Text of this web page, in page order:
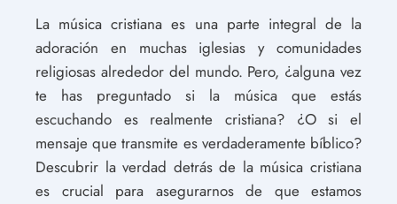
La música cristiana es una parte integral de la
adoración en muchas iglesias y comunidades
religiosas alrededor del mundo. Pero, ¿alguna vez
te has preguntado si la música que estás
escuchando es realmente cristiana? ¿O si el
mensaje que transmite es verdaderamente bíblico?
Descubrir la verdad detrás de la música cristiana
es crucial para asegurarnos de que estamos